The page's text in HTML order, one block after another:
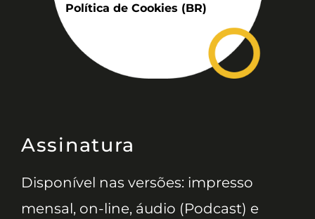
Política de Cookies (BR)
Assinatura
Disponível nas versões: impresso
mensal, on-line, áudio (Podcast) e